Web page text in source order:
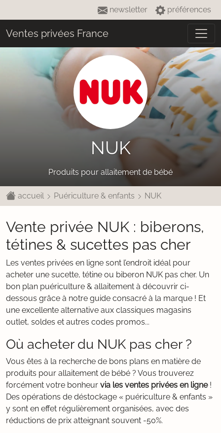
newsletter préférences
Ventes privées France
NUK
Produits pour allaitement de bébé
accueil Puériculture & enfants NUK
Vente privée NUK : biberons,
tétines & sucettes pas cher
Les ventes privées en ligne sont l’endroit idéal pour
acheter une sucette, tétine ou biberon NUK pas cher. Un
bon plan puériculture & allaitement à découvrir ci-
dessous grâce à notre guide consacré à la marque ! Et
une excellente alternative aux classiques magasins
outlet, soldes et autres codes promos...
Où acheter du NUK pas cher ?
Vous êtes à la recherche de bons plans en matière de
produits pour allaitement de bébé ? Vous trouverez
forcément votre bonheur via les ventes privées en ligne!
Des opérations de déstockage « puériculture & enfants »
y sont en effet régulièrement organisées, avec des
réductions de prix atteignant souvent -50%.